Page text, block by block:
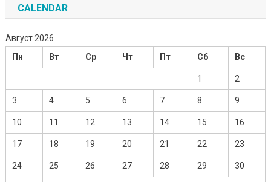
CALENDAR
Август 2026
Пн
Вт Ср Чт Пт Сб Вс
1 2
3 4 5 6 7 8 9
10 11 12 13 14 15 16
17 18 19 20 21 22 23
24 25 26 27 28 29 30